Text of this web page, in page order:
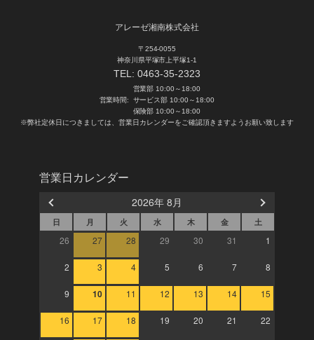
アレーゼ湘南株式会社
〒254-0055
神奈川県平塚市上平塚1-1
TEL:0463-35-2323
営業時間:
営業部 10:00～18:00
サービス部 10:00～18:00
保険部 10:00～18:00
※弊社定休日につきましては、営業日カレンダーをご確認頂きますようお願い致します
営業日カレンダー
2026年 8月
日 月 火 水 木 金 土
26 27 28 29 30 31 1
2 3 4 5 6 7 8
9 10 11 12 13 14 15
16 17 18 19 20 21 22